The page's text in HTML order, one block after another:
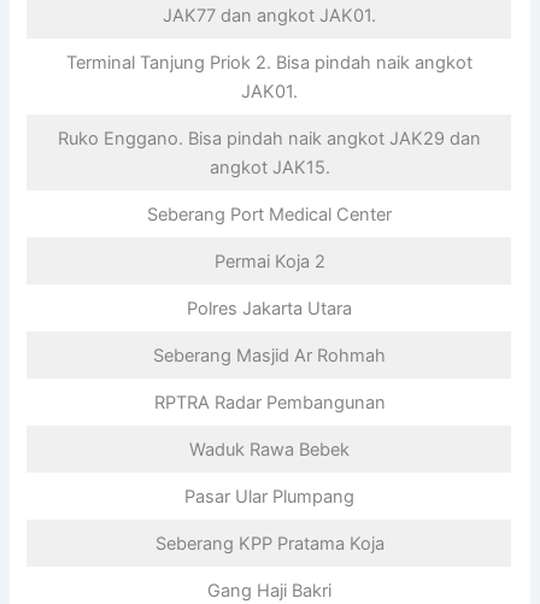
JAK77 dan angkot JAK01.
Terminal Tanjung Priok 2. Bisa pindah naik angkot
JAK01.
Ruko Enggano. Bisa pindah naik angkot JAK29 dan
angkot JAK15.
Seberang Port Medical Center
Permai Koja 2
Polres Jakarta Utara
Seberang Masjid Ar Rohmah
RPTRA Radar Pembangunan
Waduk Rawa Bebek
Pasar Ular Plumpang
Seberang KPP Pratama Koja
Gang Haji Bakri